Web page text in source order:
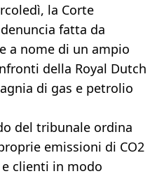
la Corte
fatta da
a nome di un ampio
della Royal Dutch
di gas e petrolio
del tribunale ordina
emissioni di CO2
clienti in modo